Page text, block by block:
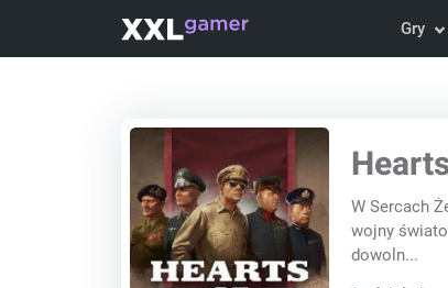
Gry
W Sercach
wojny
dowoln...